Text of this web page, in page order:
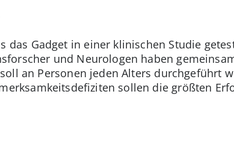
das Gadget in einer klinischen Studie
und Neurologen haben
an Personen jeden Alters durchgeführt
sollen die größten